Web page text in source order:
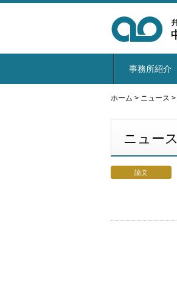
事務所紹介
ホーム > ニュース >
ニュース
論文